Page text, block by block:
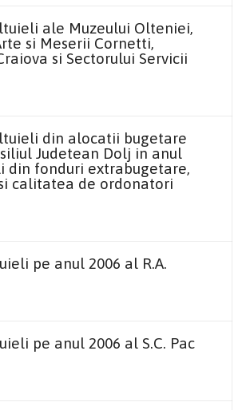
ale Muzeului Olteniei,
si Meserii Cornetti,
si Sectorului Servicii
din alocatii bugetare
Judetean Dolj in anul
din fonduri extrabugetare,
calitatea de ordonatori
pe anul 2006 al R.A.
pe anul 2006 al S.C. Pac